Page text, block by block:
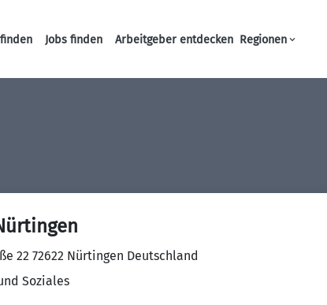
Haupt-Navigation
Jobs finden Arbeitgeber entdecken Regionen
22 72622 Nürtingen Deutschland
Soziales